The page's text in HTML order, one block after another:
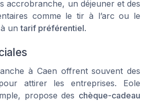
accrobranche, un déjeuner et des
comme le tir à l’arc ou le
à untarif préférentiel.
à Caen offrent souvent des
attirer les entreprises. Eole
propose des chèque-cadeau